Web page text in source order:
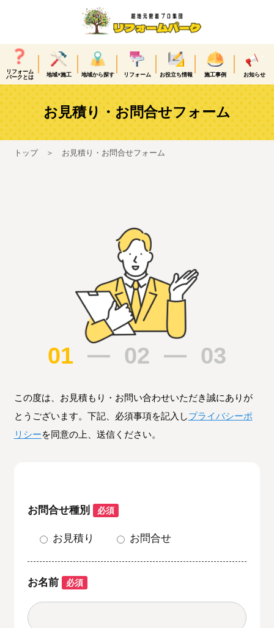
リフォーム
パークとは
地域×施工 地域から探す リフォーム お役立ち情報 施工事例 お知らせ
お見積り・お問合せフォーム
トップ お見積り・お問合せフォーム
01 02 03
この度は、お見積もり・お問い合わせいただき誠にありが
とうございます。下記、必須事項を記入しプライバシーポ
リシーを同意の上、送信ください。
お問合せ種別 必須
お見積り お問合せ
お名前 必須